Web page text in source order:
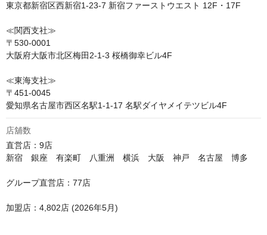
東京都新宿区西新宿1-23-7 新宿ファーストウエスト 12F・17F
≪関西支社≫
〒530-0001
大阪府大阪市北区梅田2-1-3 桜橋御幸ビル4F
≪東海支社≫
〒451-0045
愛知県名古屋市西区名駅1-1-17 名駅ダイヤメイテツビル4F
店舖数
直営店：9店
新宿　銀座　有楽町　八重洲　横浜　大阪　神戸　名古屋　博多
グループ直営店：77店
加盟店：4,802店 (2026年5月)